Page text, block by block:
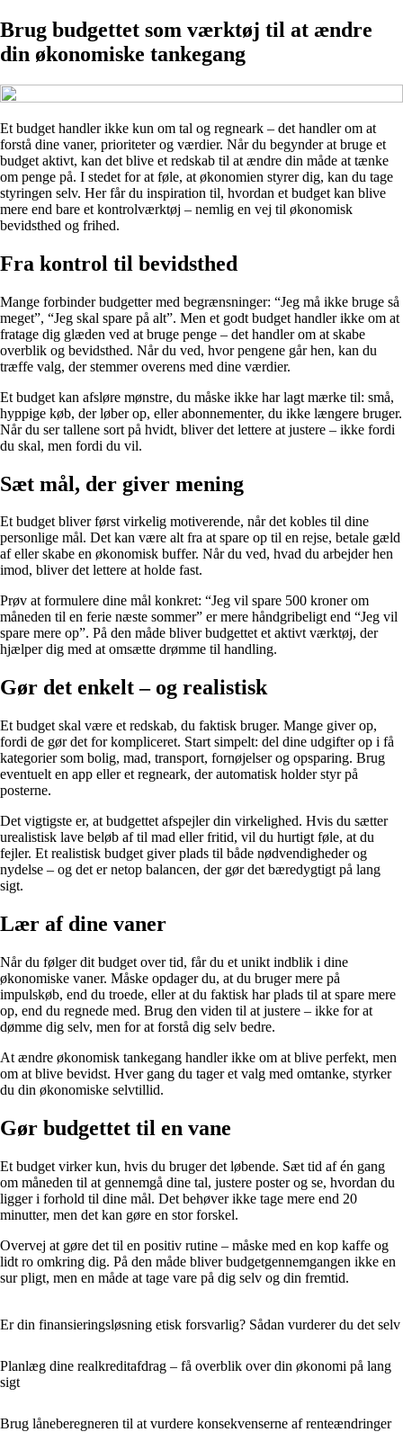
Brug budgettet som værktøj til at ændre
din økonomiske tankegang
Et budget handler ikke kun om tal og regneark – det handler om at
forstå dine vaner, prioriteter og værdier. Når du begynder at bruge et
budget aktivt, kan det blive et redskab til at ændre din måde at tænke
om penge på. I stedet for at føle, at økonomien styrer dig, kan du tage
styringen selv. Her får du inspiration til, hvordan et budget kan blive
mere end bare et kontrolværktøj – nemlig en vej til økonomisk
bevidsthed og frihed.
Fra kontrol til bevidsthed
Mange forbinder budgetter med begrænsninger: “Jeg må ikke bruge så
meget”, “Jeg skal spare på alt”. Men et godt budget handler ikke om at
fratage dig glæden ved at bruge penge – det handler om at skabe
overblik og bevidsthed. Når du ved, hvor pengene går hen, kan du
træffe valg, der stemmer overens med dine værdier.
Et budget kan afsløre mønstre, du måske ikke har lagt mærke til: små,
hyppige køb, der løber op, eller abonnementer, du ikke længere bruger.
Når du ser tallene sort på hvidt, bliver det lettere at justere – ikke fordi
du skal, men fordi du vil.
Sæt mål, der giver mening
Et budget bliver først virkelig motiverende, når det kobles til dine
personlige mål. Det kan være alt fra at spare op til en rejse, betale gæld
af eller skabe en økonomisk buffer. Når du ved, hvad du arbejder hen
imod, bliver det lettere at holde fast.
Prøv at formulere dine mål konkret: “Jeg vil spare 500 kroner om
måneden til en ferie næste sommer” er mere håndgribeligt end “Jeg vil
spare mere op”. På den måde bliver budgettet et aktivt værktøj, der
hjælper dig med at omsætte drømme til handling.
Gør det enkelt – og realistisk
Et budget skal være et redskab, du faktisk bruger. Mange giver op,
fordi de gør det for kompliceret. Start simpelt: del dine udgifter op i få
kategorier som bolig, mad, transport, fornøjelser og opsparing. Brug
eventuelt en app eller et regneark, der automatisk holder styr på
posterne.
Det vigtigste er, at budgettet afspejler din virkelighed. Hvis du sætter
urealistisk lave beløb af til mad eller fritid, vil du hurtigt føle, at du
fejler. Et realistisk budget giver plads til både nødvendigheder og
nydelse – og det er netop balancen, der gør det bæredygtigt på lang
sigt.
Lær af dine vaner
Når du følger dit budget over tid, får du et unikt indblik i dine
økonomiske vaner. Måske opdager du, at du bruger mere på
impulskøb, end du troede, eller at du faktisk har plads til at spare mere
op, end du regnede med. Brug den viden til at justere – ikke for at
dømme dig selv, men for at forstå dig selv bedre.
At ændre økonomisk tankegang handler ikke om at blive perfekt, men
om at blive bevidst. Hver gang du tager et valg med omtanke, styrker
du din økonomiske selvtillid.
Gør budgettet til en vane
Et budget virker kun, hvis du bruger det løbende. Sæt tid af én gang
om måneden til at gennemgå dine tal, justere poster og se, hvordan du
ligger i forhold til dine mål. Det behøver ikke tage mere end 20
minutter, men det kan gøre en stor forskel.
Overvej at gøre det til en positiv rutine – måske med en kop kaffe og
lidt ro omkring dig. På den måde bliver budgetgennemgangen ikke en
sur pligt, men en måde at tage vare på dig selv og din fremtid.
Er din finansieringsløsning etisk forsvarlig? Sådan vurderer du det selv
Planlæg dine realkreditafdrag – få overblik over din økonomi på lang
sigt
Brug låneberegneren til at vurdere konsekvenserne af renteændringer